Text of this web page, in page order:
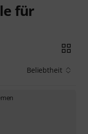
für
Beliebtheit